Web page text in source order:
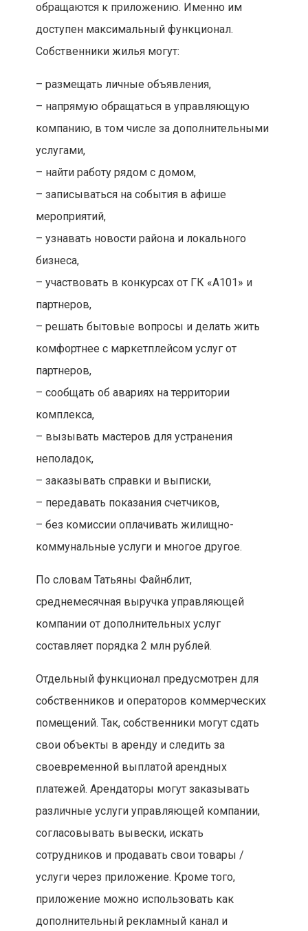
обращаются к приложению. Именно им
доступен максимальный функционал.
Собственники жилья могут:
– размещать личные объявления,
– напрямую обращаться в управляющую
компанию, в том числе за дополнительными
услугами,
– найти работу рядом с домом,
– записываться на события в афише
мероприятий,
– узнавать новости района и локального
бизнеса,
– участвовать в конкурсах от ГК «А101» и
партнеров,
– решать бытовые вопросы и делать жить
комфортнее с маркетплейсом услуг от
партнеров,
– сообщать об авариях на территории
комплекса,
– вызывать мастеров для устранения
неполадок,
– заказывать справки и выписки,
– передавать показания счетчиков,
– без комиссии оплачивать жилищно-
коммунальные услуги и многое другое.
По словам Татьяны Файнблит,
среднемесячная выручка управляющей
компании от дополнительных услуг
составляет порядка 2 млн рублей.
Отдельный функционал предусмотрен для
собственников и операторов коммерческих
помещений. Так, собственники могут сдать
свои объекты в аренду и следить за
своевременной выплатой арендных
платежей. Арендаторы могут заказывать
различные услуги управляющей компании,
согласовывать вывески, искать
сотрудников и продавать свои товары /
услуги через приложение. Кроме того,
приложение можно использовать как
дополнительный рекламный канал и